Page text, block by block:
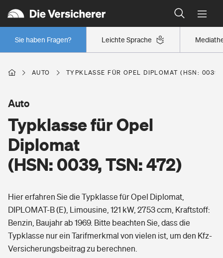
Leichte Sprache
Sie haben Fragen?
Wer versichert was: Jetzt Versicherer finden
Regionalklassen: So ist Ihre Region eingestuft
Wer versichert was: Jetzt Versicherer finden
Berufsunfähigkeitsversicherung
Erwerbsunfähigkeitsversicherung
Arbeitsrechtsschutz
Berufshaftpflichtversicherung
Wohnen
Wohngebäudeversicherung
Hausratversicherung
Elementarversicherung
Photovoltaik
Pri­vate Haft­pflicht­
Rechts­schutz­ver­si­che­rung
Gesundheit
Private Krankenversicherung
AUTO TYPKLASSE FÜR OPEL DIPLOMAT (HSN:
Typklasse für Opel
Diplomat
(HSN: 0039, TSN: 472)
Auto
Hier erfahren Sie die Typklasse für Opel Diplomat,
DIPLOMAT-B (E), Limousine, 121 kW, 2753 ccm, Kraftstoff:
Benzin, Baujahr ab 1969. Bitte beachten Sie, dass die
Typklasse nur ein Tarifmerkmal von vielen ist, um den Kfz-
Versicherungsbeitrag zu berechnen.